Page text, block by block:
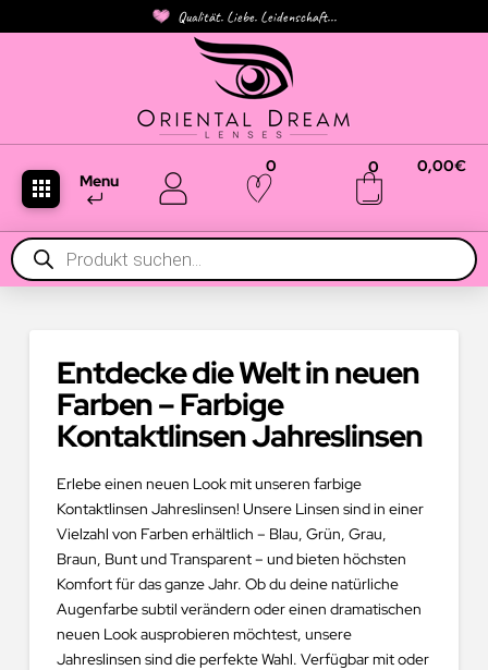
Qualität. Liebe. Leidenschaft...
Menu
0 0 0,00€
Products
search
Entdecke die Welt in neuen
Farben – Farbige
Kontaktlinsen Jahreslinsen
Erlebe einen neuen Look mit unseren farbige
Kontaktlinsen Jahreslinsen! Unsere Linsen sind in einer
Vielzahl von Farben erhältlich – Blau, Grün, Grau,
Braun, Bunt und Transparent – und bieten höchsten
Komfort für das ganze Jahr. Ob du deine natürliche
Augenfarbe subtil verändern oder einen dramatischen
neuen Look ausprobieren möchtest, unsere
Jahreslinsen sind die perfekte Wahl. Verfügbar mit oder